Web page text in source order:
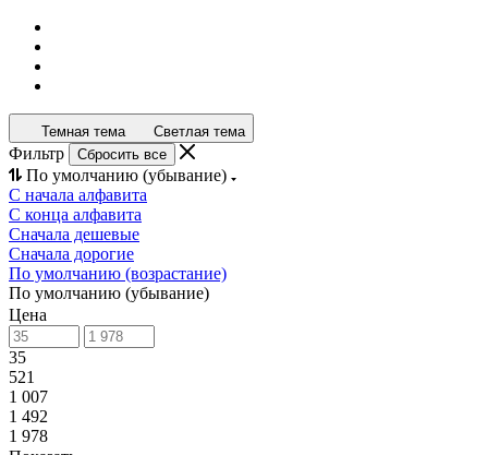
Темная тема Светлая тема
Фильтр Сбросить все
По умолчанию (убывание)
С начала алфавита
С конца алфавита
Сначала дешевые
Сначала дорогие
По умолчанию (возрастание)
По умолчанию (убывание)
Цена
35
521
1 007
1 492
1 978